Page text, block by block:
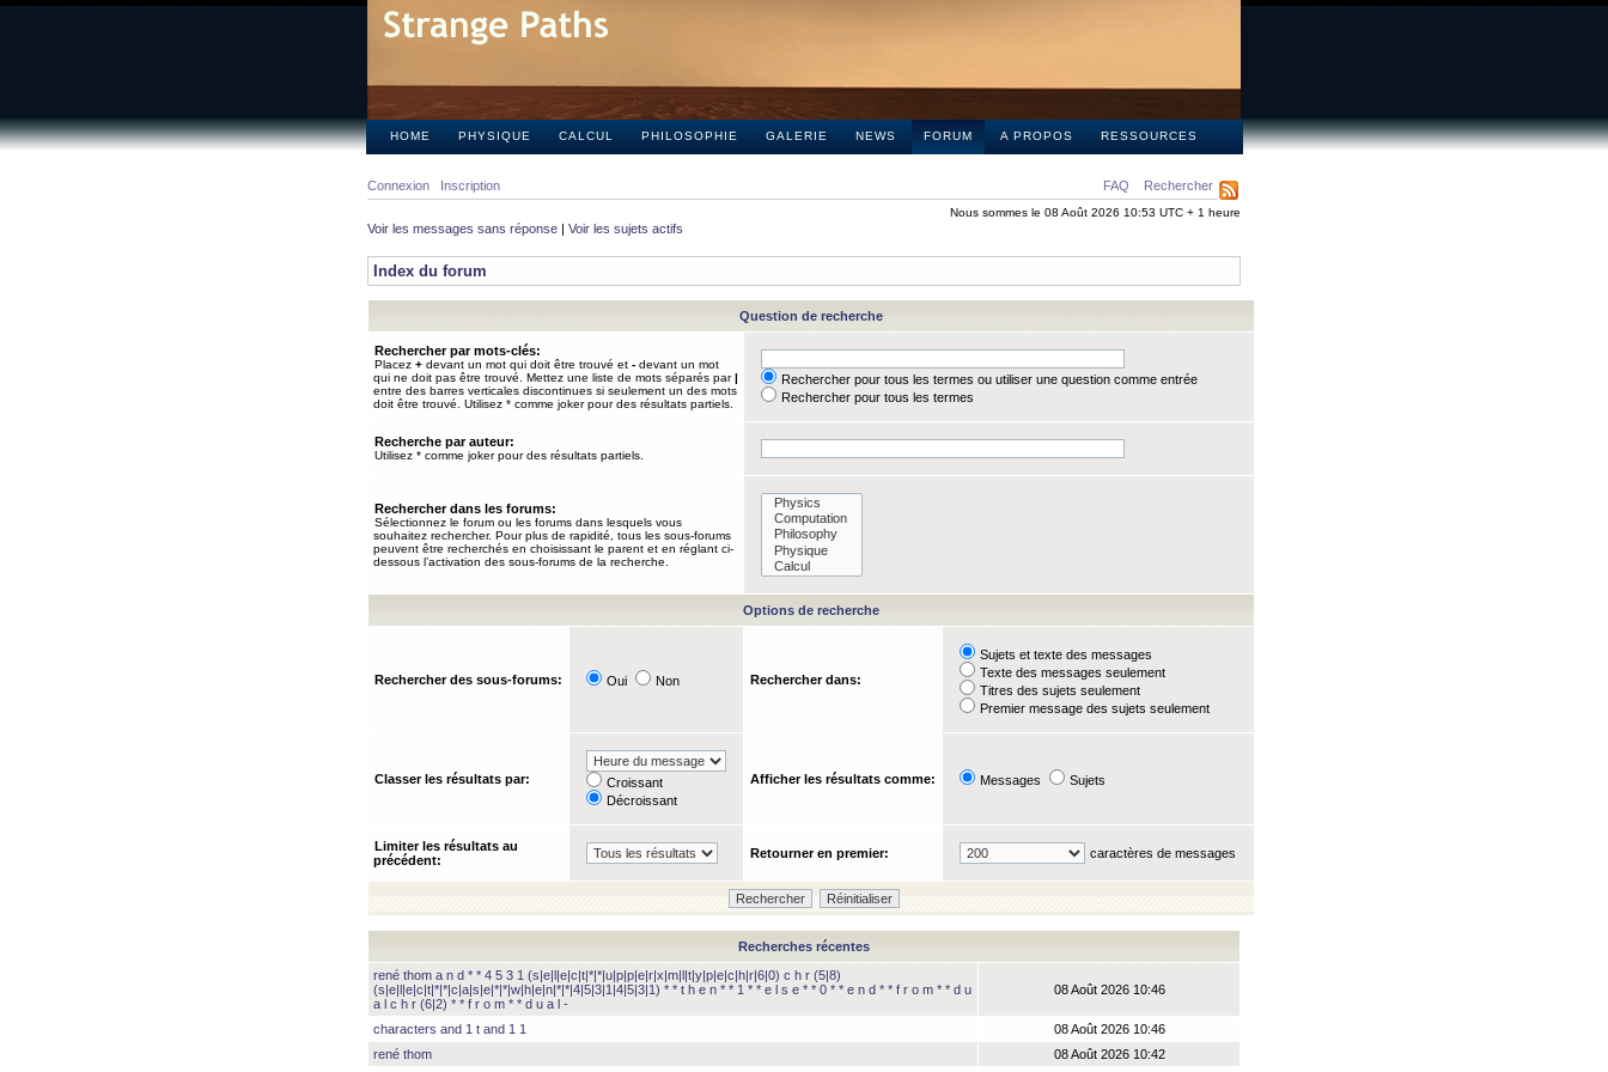
HOME PHYSIQUE CALCUL PHILOSOPHIE GALERIE NEWS FORUM A PROPOS RESSOURCES
FAQ Rechercher
Connexion Inscription
Nous sommes le 08 Août 2026 10:53 UTC + 1 heure
Voir les messages sans réponse | Voir les sujets actifs
Index du forum
Question de recherche
Rechercher par mots-clés:
Placez + devant un mot qui doit être trouvé et - devant un mot
qui ne doit pas être trouvé. Mettez une liste de mots séparés par|
entre des barres verticales discontinues si seulement un des mots
doit être trouvé. Utilisez * comme joker pour des résultats partiels.
Rechercher pour tous les termes ou utiliser une question comme entrée
Rechercher pour tous les termes
Recherche par auteur:
Utilisez * comme joker pour des résultats partiels.
Rechercher dans les forums:
Sélectionnez le forum ou les forums dans lesquels vous
souhaitez rechercher. Pour plus de rapidité, tous les sous-forums
peuvent être recherchés en choisissant le parent et en réglant ci-
dessous l’activation des sous-forums de la recherche.
Options de recherche
Rechercher des sous-forums: Oui Non Rechercher dans:
Sujets et texte des messages
Texte des messages seulement
Titres des sujets seulement
Premier message des sujets seulement
Classer les résultats par:
Croissant
Décroissant
Afficher les résultats comme: Messages Sujets
Limiter les résultats au
précédent:
Retourner en premier: caractères de messages
Recherches récentes
rené thom a n d * * 4 5 3 1 (s|e|l|e|c|t|*|*|u|p|p|e|r|x|m|l|t|y|p|e|c|h|r|6|0) c h r (5|8)
(s|e|l|e|c|t|*|*|c|a|s|e|*|*|w|h|e|n|*|*|4|5|3|1|4|5|3|1) * * t h e n * * 1 * * e l s e * * 0 * * e n d * * f r o m * * d u
a l c h r (6|2) * * f r o m * * d u a l -
08 Août 2026 10:46
characters and 1 t and 1 1
08 Août 2026 10:46
rené thom
08 Août 2026 10:42